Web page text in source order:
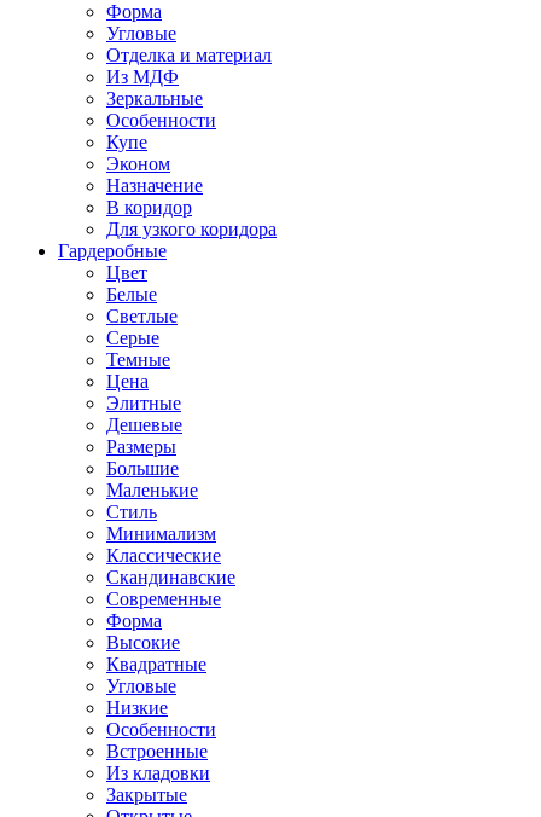
Форма
Угловые
Отделка и материал
Из МДФ
Зеркальные
Особенности
Купе
Эконом
Назначение
В коридор
Для узкого коридора
Гардеробные
Цвет
Белые
Светлые
Серые
Темные
Цена
Элитные
Дешевые
Размеры
Большие
Маленькие
Стиль
Минимализм
Классические
Скандинавские
Современные
Форма
Высокие
Квадратные
Угловые
Низкие
Особенности
Встроенные
Из кладовки
Закрытые